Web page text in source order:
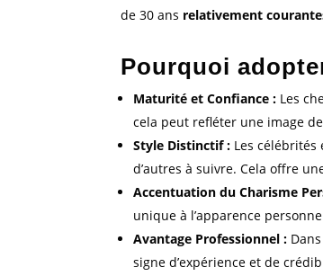
de 30 ans relativement
Pourquoi
Maturité et Confiance : Les
cela peut refléter une image
Style Distinctif : Les
d’autres à suivre. Cela offre
Accentuation du Charisme
unique à l’apparence
Avantage Professionnel :
signe d’expérience et de